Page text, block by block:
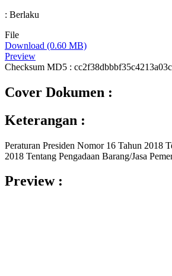
: Berlaku
File
Download (0.60 MB)
Preview
Checksum MD5 :
Cover Dokumen :
Keterangan :
Peraturan Presiden Nomor 16 Tahun 2018
2018 Tentang Pengadaan Barang/Jasa
Preview :